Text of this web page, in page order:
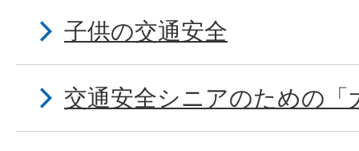
子供の交通安全
交通安全シニアのための「